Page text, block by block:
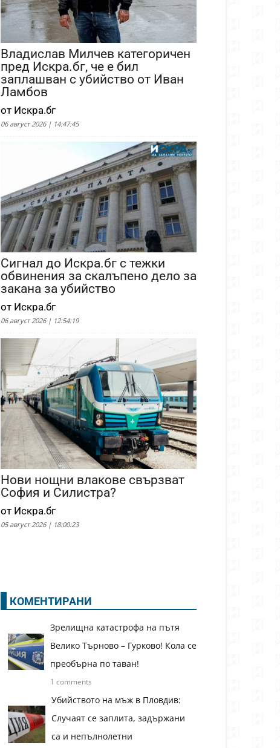
Владислав Милчев категоричен
пред Искра.бг, че е бил
заплашван с убийство от Иван
Ламбов
от Искра.бг
06 август 2026 | 14:47:45
Сигнал до Искра.бг с тежки
обвинения за скалъпено дело за
закана за убийство
от Искра.бг
06 август 2026 | 12:54:19
Нови нощни влакове свързват
София и Силистра?
от Искра.бг
05 август 2026 | 18:00:23
КОМЕНТИРАНИ
Зрелищна катастрофа на пътя
Велико Търново – Гурково! Кола се
преобърна по таван!
1 comments
Убийството на мъж в Пловдив:
Случаят се заплита, задържани
са и непълнолетни